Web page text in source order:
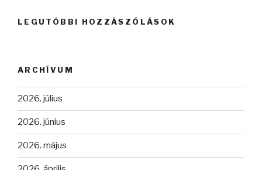
LEGUTÓBBI HOZZÁSZÓLÁSOK
ARCHÍVUM
2026. július
2026. június
2026. május